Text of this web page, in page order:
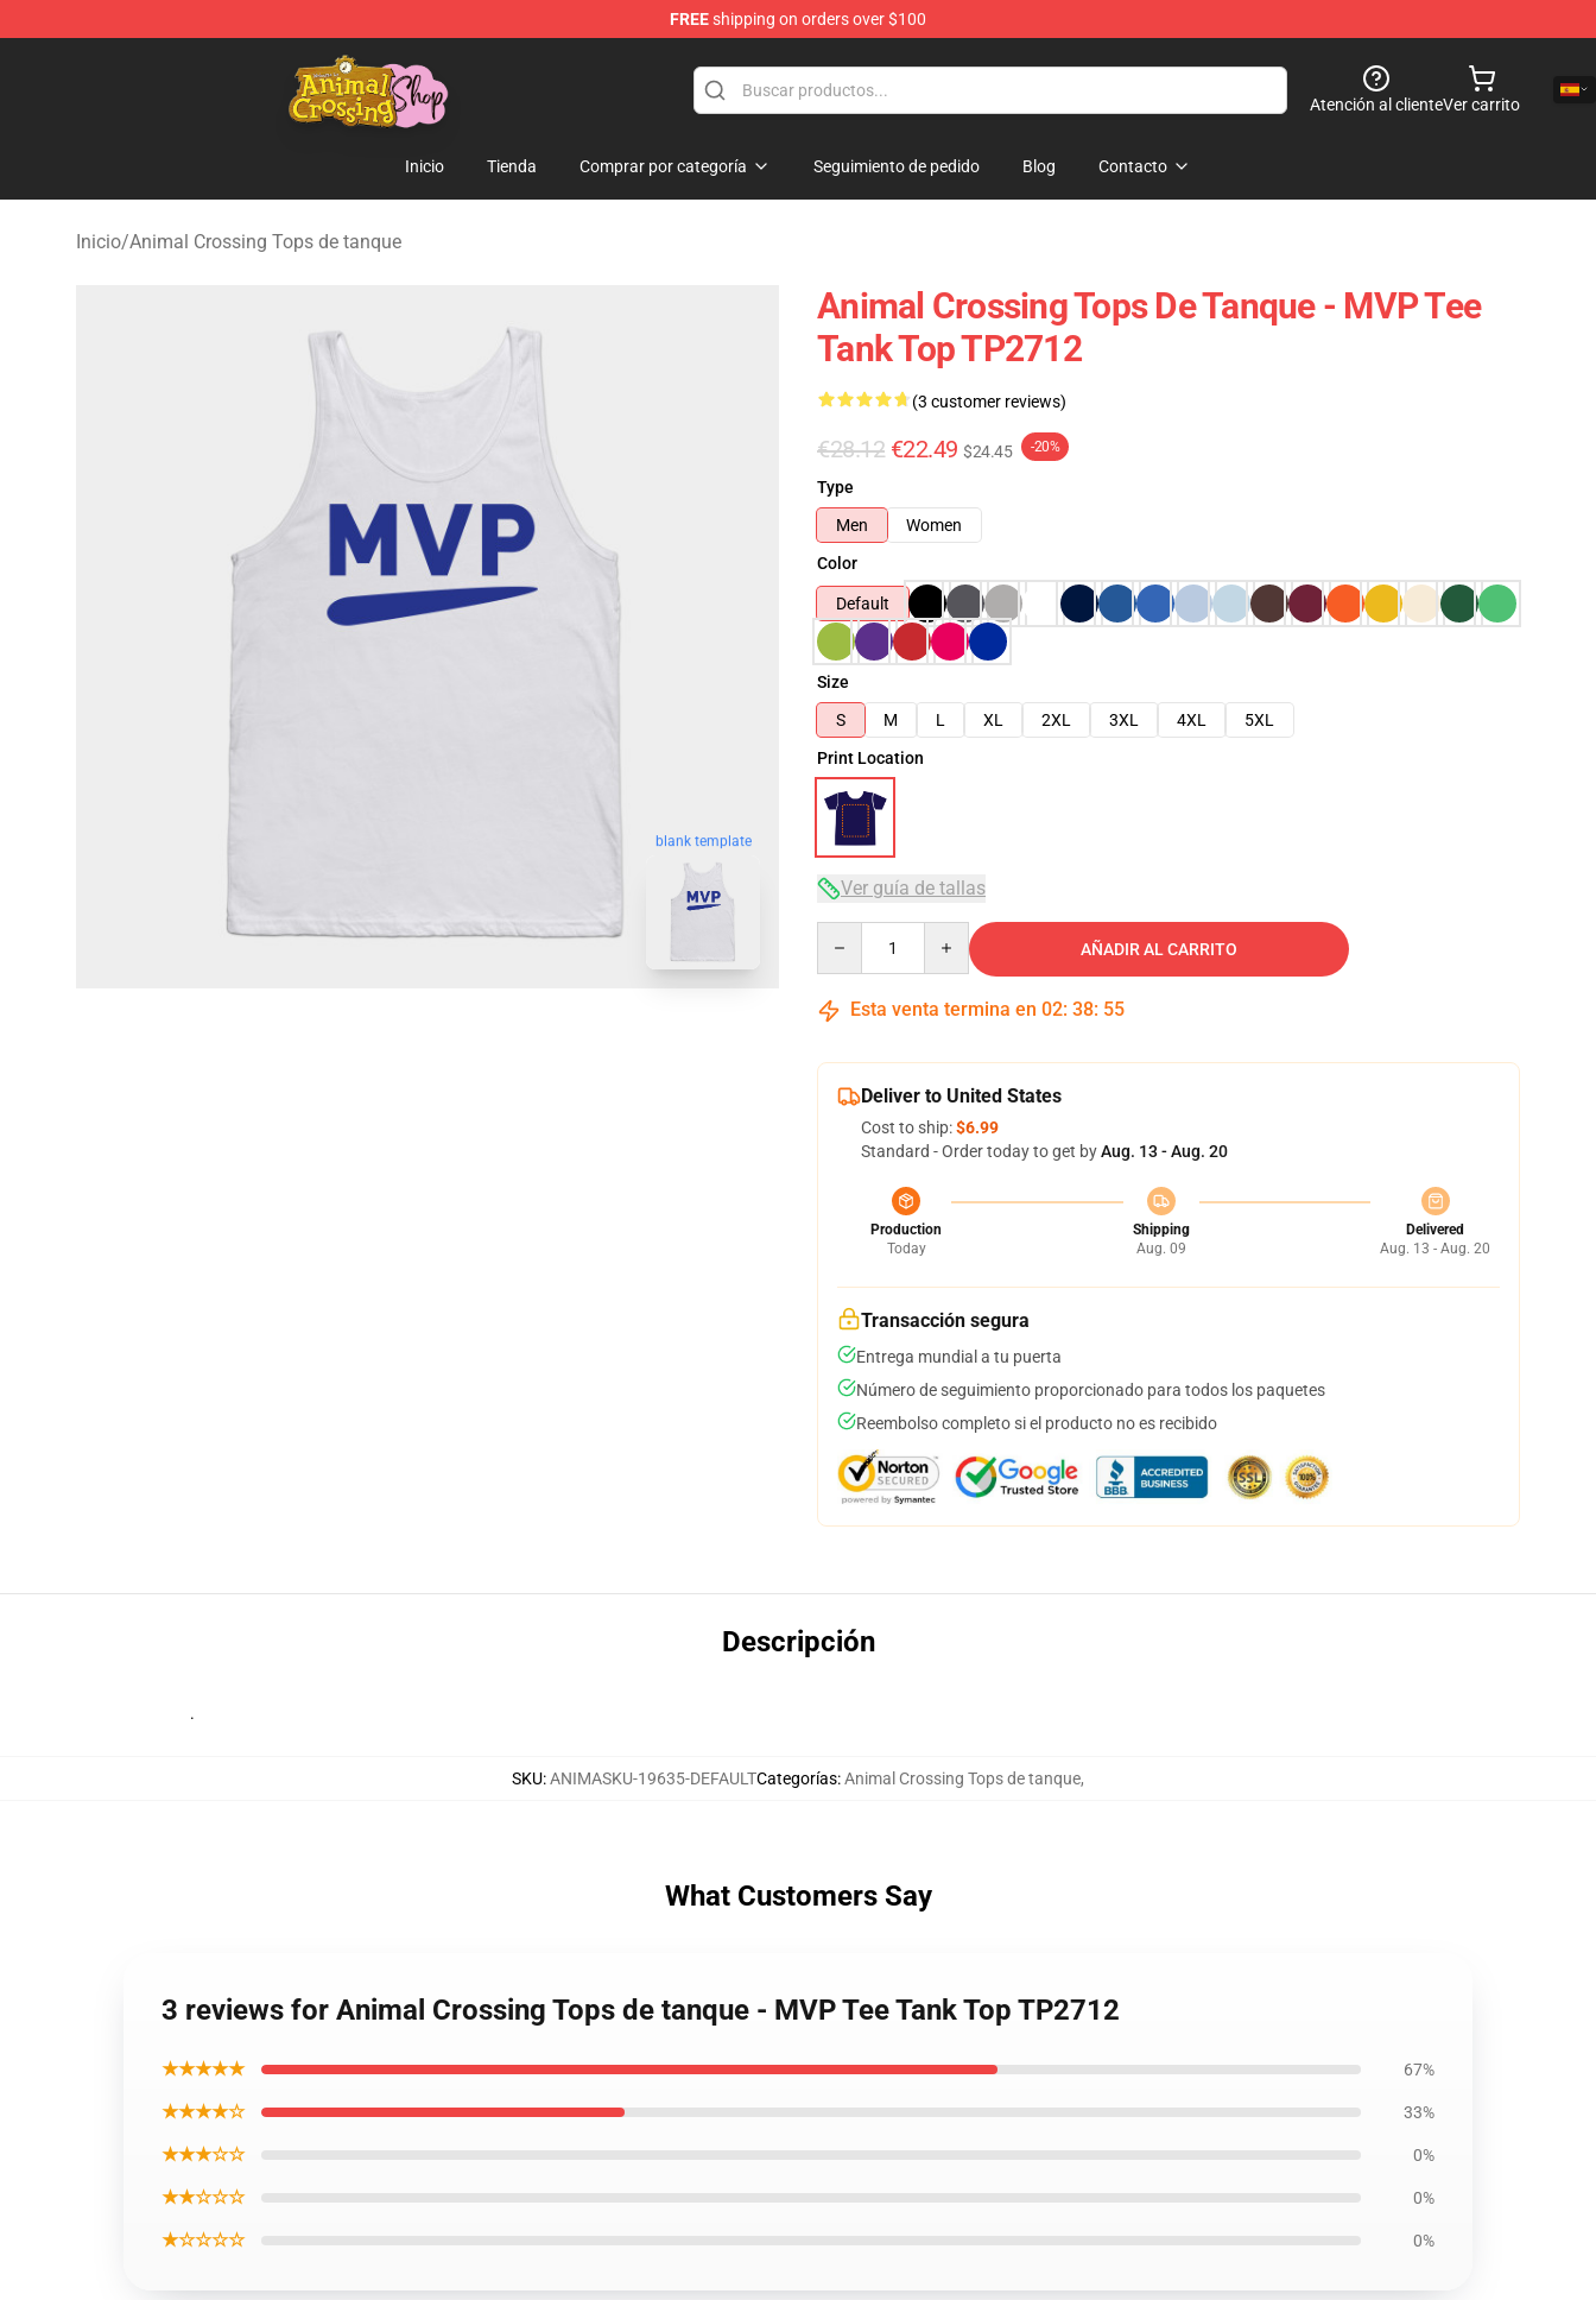
FREEshipping on orders over $100
Animal Crossing Shop - Official Animal Crossing Merchandise Store
Atención al clienteVer carrito
Inicio Tienda Comprar por categoría Seguimiento de pedido Blog Contacto
Inicio/Animal Crossing Tops de tanque
blank template
Animal Crossing Tops De Tanque - MVP Tee
Tank Top TP2712
(3 customer reviews)
€28.12 €22.49 $24.45 -20%
Type
Men
Women
Color
Default
Size
S
M L XL 2XL 3XL 4XL
5XL
Print Location
Ver guía de tallas
AÑADIR AL CARRITO
Esta venta termina en 02: 38: 54
Deliver to United States
Cost to ship:$6.99
Standard - Order today to get byAug. 13 - Aug. 20
Production
Today
Shipping
Aug. 09
Delivered
Aug. 13 - Aug. 20
Transacción segura
Entrega mundial a tu puerta
Número de seguimiento proporcionado para todos los paquetes
Reembolso completo si el producto no es recibido
Descripción
.
SKU:ANIMASKU-19635-DEFAULTCategorías:Animal Crossing Tops de tanque,
What Customers Say
3 reviews for Animal Crossing Tops de tanque - MVP Tee Tank Top TP2712
★★★★★ 67%
★★★★☆ 33%
★★★☆☆ 0%
★★☆☆☆ 0%
★☆☆☆☆ 0%